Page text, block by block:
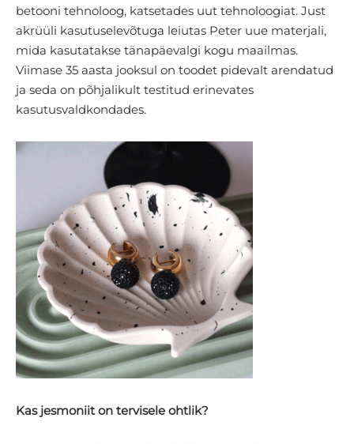
betooni tehnoloog, katsetades uut tehnoloogiat. Just
akrüüli kasutuselevõtuga leiutas Peter uue materjali,
mida kasutatakse tänapäevalgi kogu maailmas.
Viimase 35 aasta jooksul on toodet pidevalt arendatud
ja seda on põhjalikult testitud erinevates
kasutusvaldkondades.
Kas jesmoniit on tervisele ohtlik?